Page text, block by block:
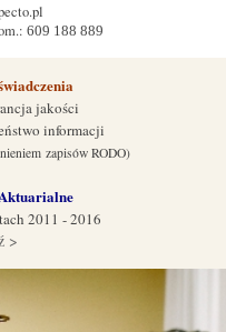
609 188 889
jakości
informacji
zapisów RODO)
2011 - 2016
>